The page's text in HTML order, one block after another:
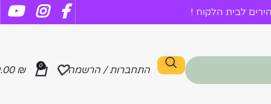
לבית הלקוח !
התחברות / הרשמה 0
₪